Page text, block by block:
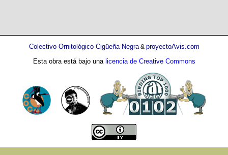
Colectivo Ornitológico Cigüeña Negra& proyectoAvis.com
Esta obra está bajo una licencia de Creative Commons